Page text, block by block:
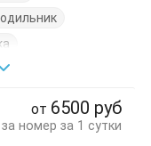
от 6500 руб
за номер за 1 сутки